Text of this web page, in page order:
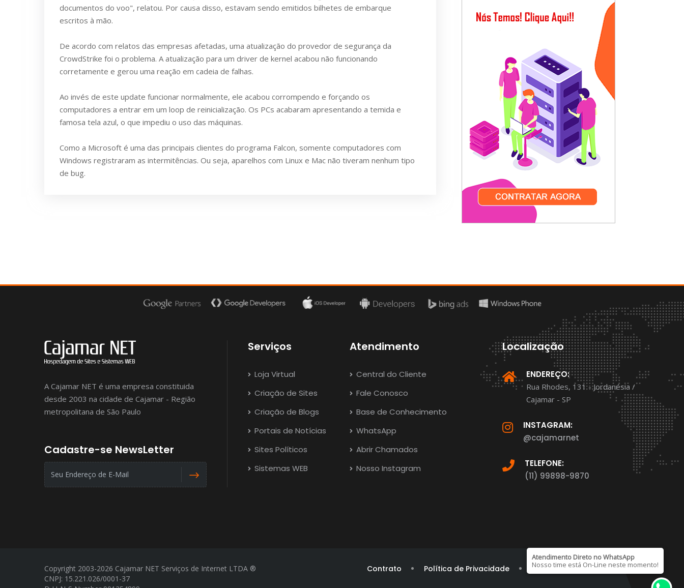
documentos do voo", relatou. Por causa disso, estavam sendo emitidos bilhetes de embarque
escritos à mão.
De acordo com relatos das empresas afetadas, uma atualização do provedor de segurança da
CrowdStrike foi o problema. A atualização para um driver de kernel acabou não funcionando
corretamente e gerou uma reação em cadeia de falhas.
Ao invés de este update funcionar normalmente, ele acabou corrompendo e forçando os
computadores a entrar em um loop de reinicialização. Os PCs acabaram apresentando a temida e
famosa tela azul, o que impediu o uso das máquinas.
Como a Microsoft é uma das principais clientes do programa Falcon, somente computadores com
Windows registraram as intermitências. Ou seja, aparelhos com Linux e Mac não tiveram nenhum tipo
de bug.
A Cajamar NET é uma empresa constituida
desde 2003 na cidade de Cajamar - Região
metropolitana de São Paulo
Cadastre-se NewsLetter
Serviços
Loja Virtual
Criação de Sites
Criação de Blogs
Portais de Notícias
Sites Políticos
Sistemas WEB
Atendimento
Central do Cliente
Fale Conosco
Base de Conhecimento
WhatsApp
Abrir Chamados
Nosso Instagram
Localização
ENDEREÇO:
Rua Rhodes, 131 - Jordanésia /
Cajamar - SP
INSTAGRAM:
@cajamarnet
TELEFONE:
(11) 99898-9870
Copyright 2003-2026 Cajamar NET Serviços de Internet LTDA ®
CNPJ: 15.221.026/0001-37
Contrato Política de Privacidade Marca Registrada
Atendimento Direto no WhatsApp
Nosso time está On-Line neste momento!